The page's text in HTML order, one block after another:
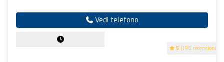
5 (196 recensioni)
Vedi telefono